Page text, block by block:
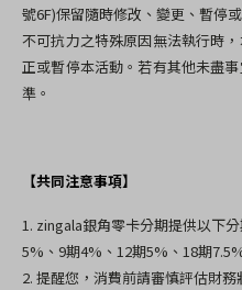
號6F)保留隨時修改、變更、暫停
不可抗力之特殊原因無法執行時
正或暫停本活動。若有其他未盡
準。
【共同注意事項】
1. zingala銀角零卡分期提供以下
5%、9期4%、12期5%、18期
2. 提醒您，消費前請審慎評估財務